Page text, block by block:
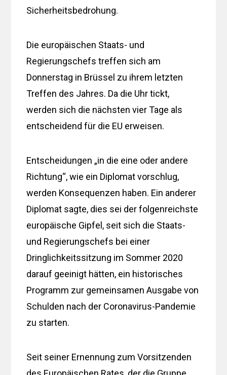
Sicherheitsbedrohung.
Die europäischen Staats- und
Regierungschefs treffen sich am
Donnerstag in Brüssel zu ihrem letzten
Treffen des Jahres. Da die Uhr tickt,
werden sich die nächsten vier Tage als
entscheidend für die EU erweisen.
Entscheidungen „in die eine oder andere
Richtung“, wie ein Diplomat vorschlug,
werden Konsequenzen haben. Ein anderer
Diplomat sagte, dies sei der folgenreichste
europäische Gipfel, seit sich die Staats-
und Regierungschefs bei einer
Dringlichkeitssitzung im Sommer 2020
darauf geeinigt hätten, ein historisches
Programm zur gemeinsamen Ausgabe von
Schulden nach der Coronavirus-Pandemie
zu starten.
Seit seiner Ernennung zum Vorsitzenden